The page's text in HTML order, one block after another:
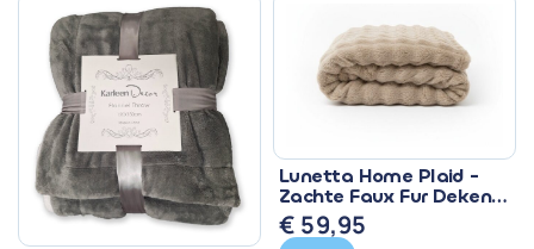
Lunetta Home Plaid -
Zachte Faux Fur Deken
150x200 cm
€ 59,95